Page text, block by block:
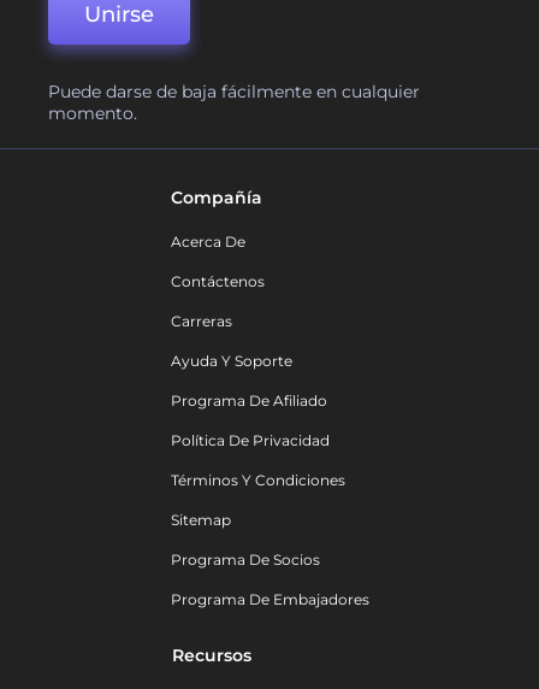
Unirse
Puede darse de baja fácilmente en cualquier
momento.
Compañía
Acerca De
Contáctenos
Carreras
Ayuda Y Soporte
Programa De Afiliado
Política De Privacidad
Términos Y Condiciones
Sitemap
Programa De Socios
Programa De Embajadores
Recursos